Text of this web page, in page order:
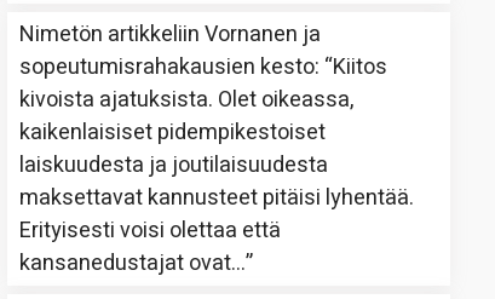
Nimetön artikkeliinVornanen ja
sopeutumisrahakausien kesto: “Kiitos
kivoista ajatuksista. Olet oikeassa,
kaikenlaisiset pidempikestoiset
laiskuudesta ja joutilaisuudesta
maksettavat kannusteet pitäisi lyhentää.
Erityisesti voisi olettaa että
kansanedustajat ovat…”